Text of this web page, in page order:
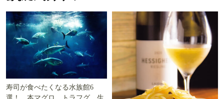
寿司が食べたくなる水族館6